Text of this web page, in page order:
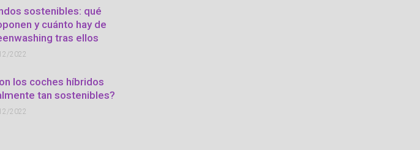
sostenibles: qué
y cuánto hay de
tras ellos
2022
los coches híbridos
tan sostenibles?
2022